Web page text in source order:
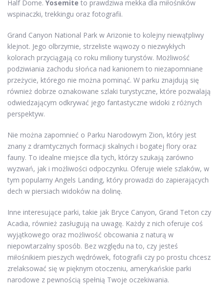
Half Dome. Yosemite to prawdziwa mekka dla miłośników
wspinaczki, trekkingu oraz fotografii.
Grand Canyon National Park w Arizonie to kolejny niewątpliwy
klejnot. Jego olbrzymie, strzeliste wąwozy o niezwykłych
kolorach przyciągają co roku miliony turystów. Możliwość
podziwiania zachodu słońca nad kanionem to niezapomniane
przeżycie, którego nie można pominąć. W parku znajdują się
również dobrze oznakowane szlaki turystyczne, które pozwalają
odwiedzającym odkrywać jego fantastyczne widoki z różnych
perspektyw.
Nie można zapomnieć o Parku Narodowym Zion, który jest
znany z dramtycznych formacji skalnych i bogatej flory oraz
fauny. To idealne miejsce dla tych, którzy szukają zarówno
wyzwań, jak i możliwości odpoczynku. Oferuje wiele szlaków, w
tym popularny Angels Landing, który prowadzi do zapierających
dech w piersiach widoków na dolinę.
Inne interesujące parki, takie jak Bryce Canyon, Grand Teton czy
Acadia, również zasługują na uwagę. Każdy z nich oferuje coś
wyjątkowego oraz możliwość obcowania z naturą w
niepowtarzalny sposób. Bez względu na to, czy jesteś
miłośnikiem pieszych wędrówek, fotografii czy po prostu chcesz
zrelaksować się w pięknym otoczeniu, amerykańskie parki
narodowe z pewnością spełnią Twoje oczekiwania.